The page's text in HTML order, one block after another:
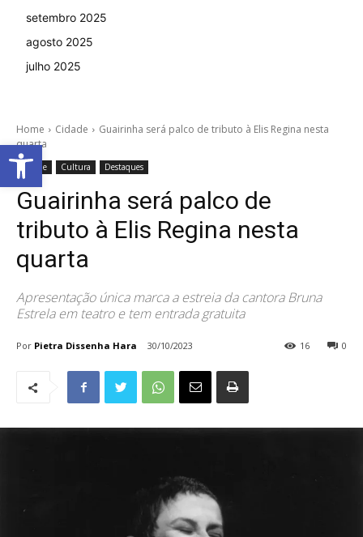
setembro 2025
agosto 2025
julho 2025